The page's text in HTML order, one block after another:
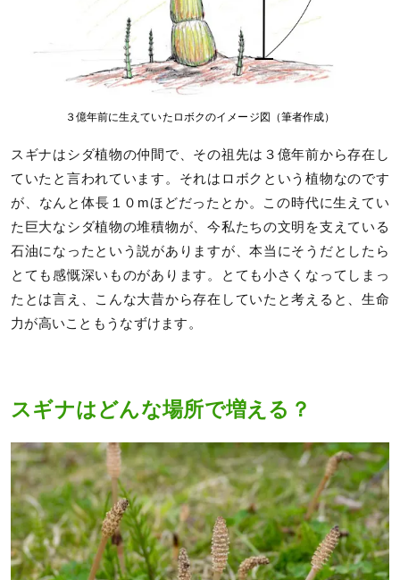
３億年前に生えていたロボクのイメージ図（筆者作成）
スギナはシダ植物の仲間で、その祖先は３億年前から存在し
ていたと言われています。それはロボクという植物なのです
が、なんと体長１０mほどだったとか。この時代に生えてい
た巨大なシダ植物の堆積物が、今私たちの文明を支えている
石油になったという説がありますが、本当にそうだとしたら
とても感慨深いものがあります。とても小さくなってしまっ
たとは言え、こんな大昔から存在していたと考えると、生命
力が高いこともうなずけます。
スギナはどんな場所で増える？